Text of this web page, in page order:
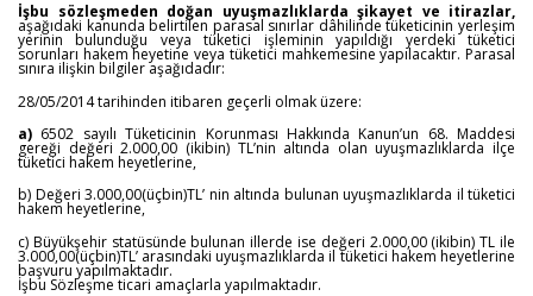
İşbu sözleşmeden doğan uyuşmazlıklarda şikayet ve itirazlar,
aşağıdaki kanunda belirtilen parasal sınırlar dâhilinde tüketicinin yerleşim
yerinin bulunduğu veya tüketici işleminin yapıldığı yerdeki tüketici
sorunları hakem heyetine veya tüketici mahkemesine yapılacaktır. Parasal
sınıra ilişkin bilgiler aşağıdadır:
28/05/2014 tarihinden itibaren geçerli olmak üzere:
a) 6502 sayılı Tüketicinin Korunması Hakkında Kanun’un 68. Maddesi
gereği değeri 2.000,00 (ikibin) TL’nin altında olan uyuşmazlıklarda ilçe
tüketici hakem heyetlerine,
b) Değeri 3.000,00(üçbin)TL’ nin altında bulunan uyuşmazlıklarda il tüketici
hakem heyetlerine,
c) Büyükşehir statüsünde bulunan illerde ise değeri 2.000,00 (ikibin) TL ile
3.000,00(üçbin)TL’ arasındaki uyuşmazlıklarda il tüketici hakem heyetlerine
başvuru yapılmaktadır.
İşbu Sözleşme ticari amaçlarla yapılmaktadır.